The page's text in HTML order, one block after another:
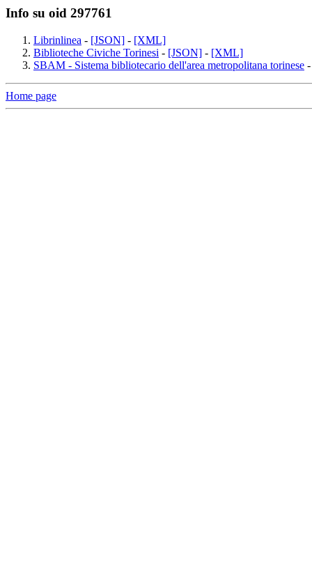
Info su oid 297761
Librinlinea - [JSON] - [XML]
Biblioteche Civiche Torinesi - [JSON] - [XML]
SBAM - Sistema bibliotecario dell'area metropolitana torinese
Home page